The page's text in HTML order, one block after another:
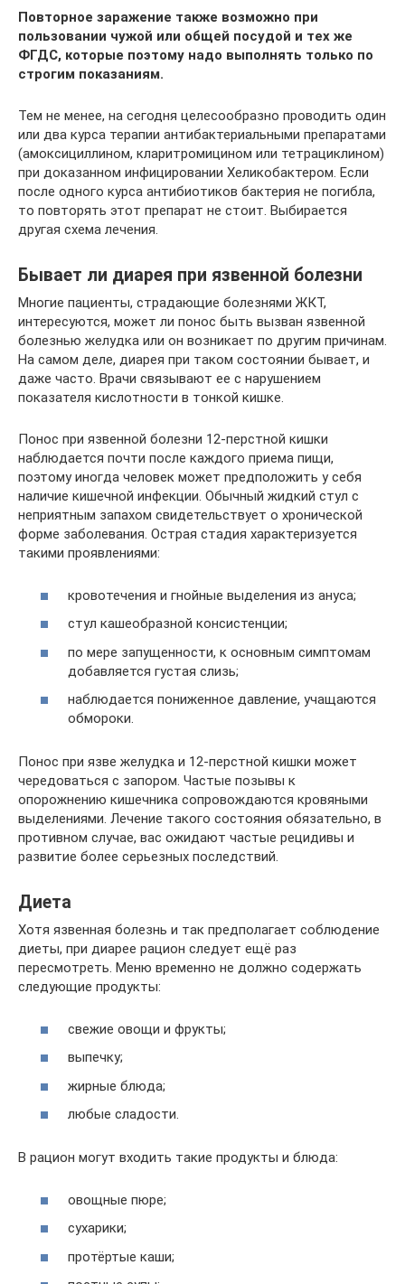
Повторное заражение также возможно при
пользовании чужой или общей посудой и тех же
ФГДС, которые поэтому надо выполнять только по
строгим показаниям.
Тем не менее, на сегодня целесообразно проводить один
или два курса терапии антибактериальными препаратами
(амоксициллином, кларитромицином или тетрациклином)
при доказанном инфицировании Хеликобактером. Если
после одного курса антибиотиков бактерия не погибла,
то повторять этот препарат не стоит. Выбирается
другая схема лечения.
Бывает ли диарея при язвенной болезни
Многие пациенты, страдающие болезнями ЖКТ,
интересуются, может ли понос быть вызван язвенной
болезнью желудка или он возникает по другим причинам.
На самом деле, диарея при таком состоянии бывает, и
даже часто. Врачи связывают ее с нарушением
показателя кислотности в тонкой кишке.
Понос при язвенной болезни 12-перстной кишки
наблюдается почти после каждого приема пищи,
поэтому иногда человек может предположить у себя
наличие кишечной инфекции. Обычный жидкий стул с
неприятным запахом свидетельствует о хронической
форме заболевания. Острая стадия характеризуется
такими проявлениями:
кровотечения и гнойные выделения из ануса;
стул кашеобразной консистенции;
по мере запущенности, к основным симптомам
добавляется густая слизь;
наблюдается пониженное давление, учащаются
обмороки.
Понос при язве желудка и 12-перстной кишки может
чередоваться с запором. Частые позывы к
опорожнению кишечника сопровождаются кровяными
выделениями. Лечение такого состояния обязательно, в
противном случае, вас ожидают частые рецидивы и
развитие более серьезных последствий.
Диета
Хотя язвенная болезнь и так предполагает соблюдение
диеты, при диарее рацион следует ещё раз
пересмотреть. Меню временно не должно содержать
следующие продукты:
свежие овощи и фрукты;
выпечку;
жирные блюда;
любые сладости.
В рацион могут входить такие продукты и блюда:
овощные пюре;
сухарики;
протёртые каши;